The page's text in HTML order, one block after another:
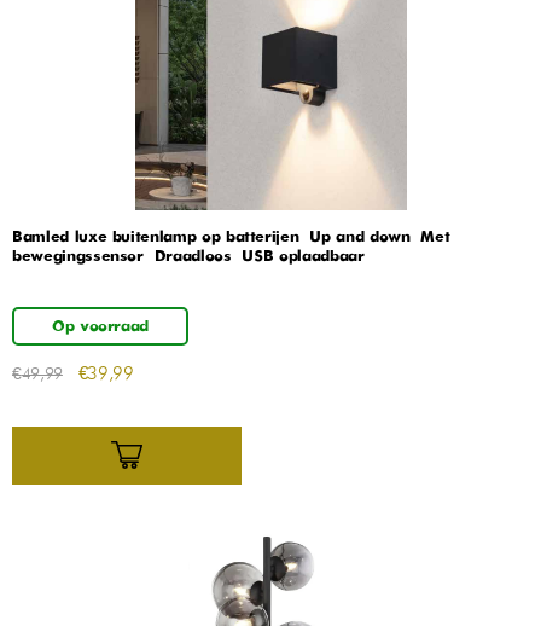
Bamled luxe buitenlamp op batterijen – Up and down – Met
bewegingssensor – Draadloos – USB oplaadbaar
Op voorraad
€49,99 €39,99